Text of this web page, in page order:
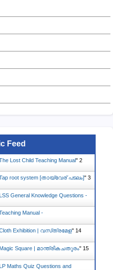
Feed
Lost Child Teaching Manual" 3
root system [തായ്‌വേര് പടലം]" 3
LSS General Knowledge Questions -
Manual -
Exhibition | വസ്‌ത്രമേള" 14
Magic Square | മാന്ത്രികചതുരം" 15
LP Maths Quiz Questions and